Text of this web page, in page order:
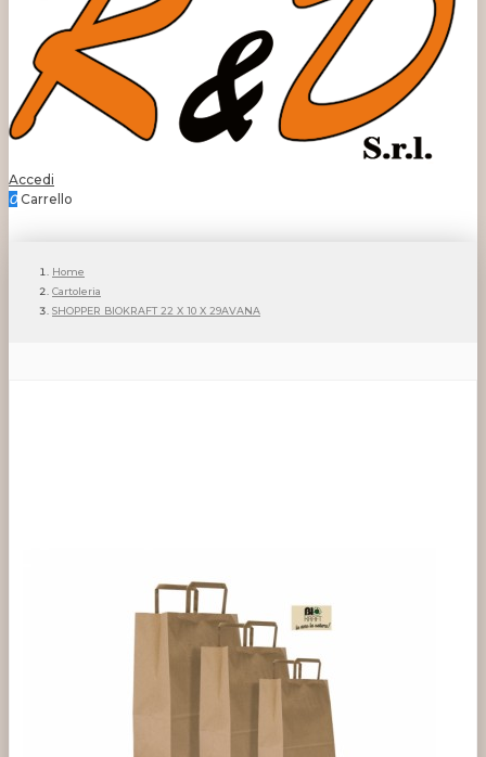
Accedi
0 Carrello
Home
Cartoleria
SHOPPER BIOKRAFT 22 X 10 X 29AVANA